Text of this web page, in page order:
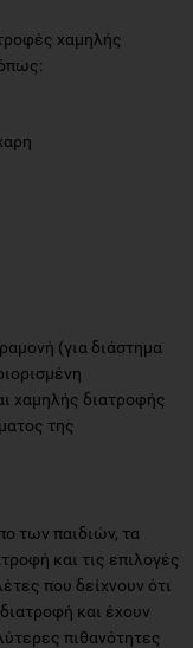
χαμηλής
(για διάστημα
χαμηλής διατροφής
της
των παιδιών, τα
και τις επιλογές
που δείχνουν ότι
και έχουν
πιθανότητες